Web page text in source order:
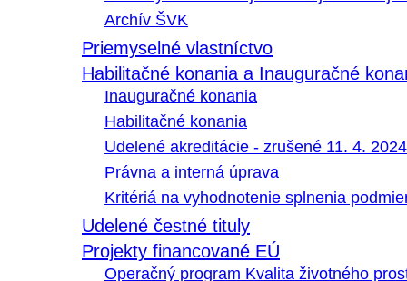
Archív ŠVK
Priemyselné vlastníctvo
Habilitačné konania a Inauguračné
Inauguračné konania
Habilitačné konania
Udelené akreditácie - zrušené 11. 4. 2024
Právna a interná úprava
Kritériá na vyhodnotenie splnenia
Udelené čestné tituly
Projekty financované EÚ
Operačný program Kvalita životného